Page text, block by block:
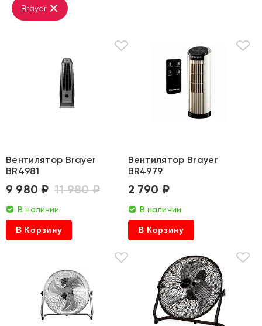
Brayer
Вентилятор Brayer
BR4981
9 980 ₽ 11 980 ₽
В наличии
В Корзину
Вентилятор Brayer
BR4979
2 790 ₽
В наличии
В Корзину